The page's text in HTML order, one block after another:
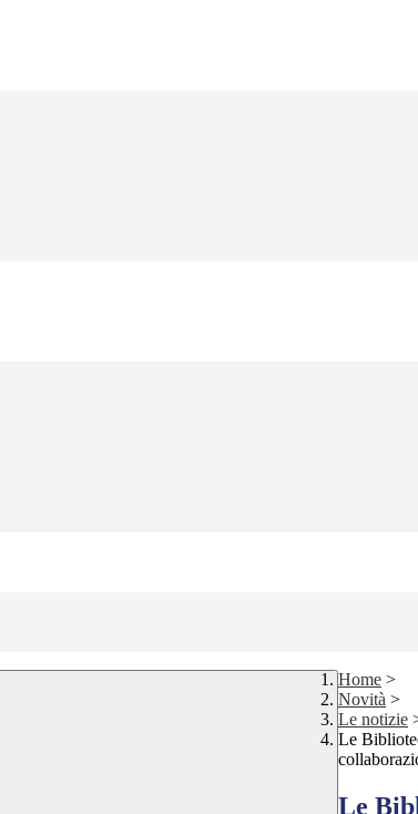
Home >
Novità >
Le notizie
Le
Le